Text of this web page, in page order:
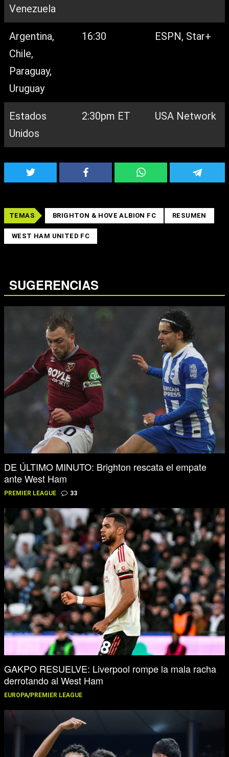
Venezuela
Argentina,
Chile,
Paraguay,
Uruguay
16:30 ESPN, Star+
Estados
Unidos
2:30pm ET USA Network
TEMAS BRIGHTON & HOVE ALBION FC RESUMEN
WEST HAM UNITED FC
SUGERENCIAS
DE ÚLTIMO MINUTO: Brighton rescata el empate
ante West Ham
PREMIER LEAGUE 33
GAKPO RESUELVE: Liverpool rompe la mala racha
derrotando al West Ham
EUROPA/PREMIER LEAGUE